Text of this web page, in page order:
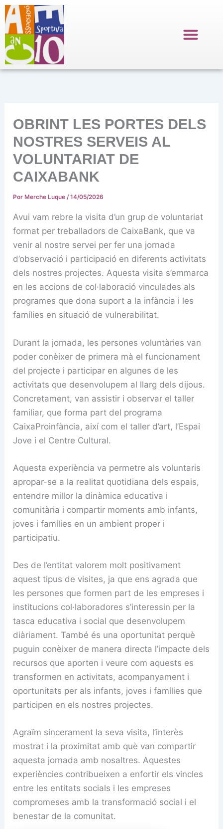
al
contenido
OBRINT LES PORTES DELS
NOSTRES SERVEIS AL
VOLUNTARIAT DE
CAIXABANK
Por Merche Luque/14/05/2026
Avui vam rebre la visita d’un grup de voluntariat
format per treballadors de CaixaBank, que va
venir al nostre servei per fer una jornada
d’observació i participació en diferents activitats
dels nostres projectes. Aquesta visita s’emmarca
en les accions de col·laboració vinculades als
programes que dona suport a la infància i les
famílies en situació de vulnerabilitat.
Durant la jornada, les persones voluntàries van
poder conèixer de primera mà el funcionament
del projecte i participar en algunes de les
activitats que desenvolupem al llarg dels dijous.
Concretament, van assistir i observar el taller
familiar, que forma part del programa
CaixaProinfància, així com el taller d’art, l’Espai
Jove i el Centre Cultural.
Aquesta experiència va permetre als voluntaris
apropar-se a la realitat quotidiana dels espais,
entendre millor la dinàmica educativa i
comunitària i compartir moments amb infants,
joves i famílies en un ambient proper i
participatiu.
Des de l’entitat valorem molt positivament
aquest tipus de visites, ja que ens agrada que
les persones que formen part de les empreses i
institucions col·laboradores s’interessin per la
tasca educativa i social que desenvolupem
diàriament. També és una oportunitat perquè
puguin conèixer de manera directa l’impacte dels
recursos que aporten i veure com aquests es
transformen en activitats, acompanyament i
oportunitats per als infants, joves i famílies que
participen en els nostres projectes.
Agraïm sincerament la seva visita, l’interès
mostrat i la proximitat amb què van compartir
aquesta jornada amb nosaltres. Aquestes
experiències contribueixen a enfortir els vincles
entre les entitats socials i les empreses
compromeses amb la transformació social i el
benestar de la comunitat.